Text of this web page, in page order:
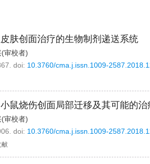
肤创面治疗的生物制剂递送系统
(审校者)
doi: 10.3760/cma.j.issn.1009-
鼠烧伤创面局部迁移及其可能的治
(审校者)
doi: 10.3760/cma.j.issn.1009-
献